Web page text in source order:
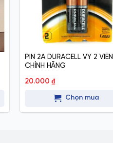
PIN 2A DURACELL VỶ 2 VIÊN
CHÍNH HÃNG
20.000 ₫
Chọn mua